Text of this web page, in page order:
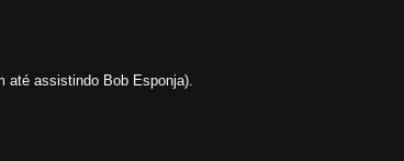
até assistindo Bob Esponja).